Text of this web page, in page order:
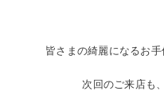
皆さまの綺麗になるお
次回のご来店も